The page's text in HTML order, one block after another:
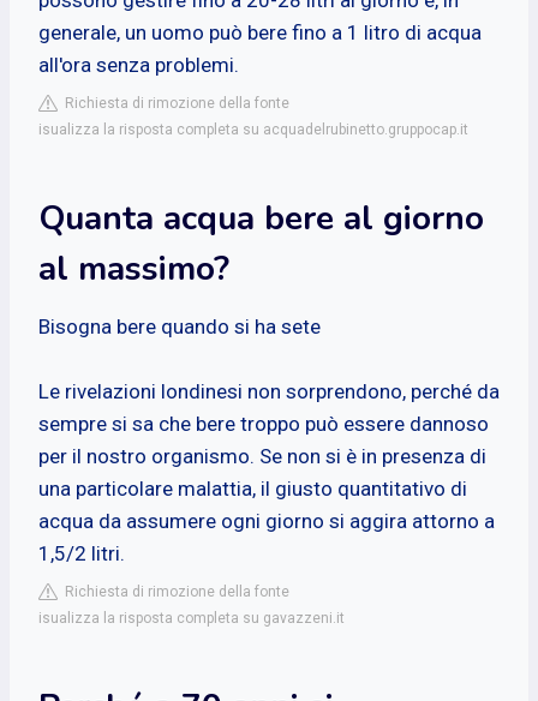
generale, un uomo può bere fino a 1 litro di acqua
all'ora senza problemi.
Richiesta di rimozione della fonte
isualizza la risposta completa su acquadelrubinetto.gruppocap.it
Quanta acqua bere al giorno
al massimo?
Bisogna bere quando si ha sete
Le rivelazioni londinesi non sorprendono, perché da
sempre si sa che bere troppo può essere dannoso
per il nostro organismo. Se non si è in presenza di
una particolare malattia, il giusto quantitativo di
acqua da assumere ogni giorno si aggira attorno a
1,5/2 litri.
Richiesta di rimozione della fonte
isualizza la risposta completa su gavazzeni.it